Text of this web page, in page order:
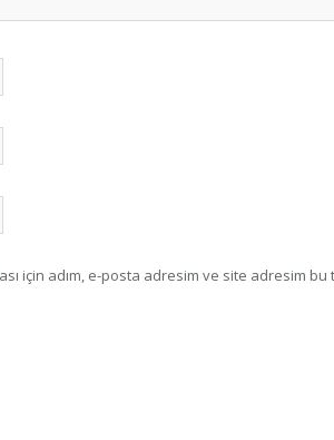
için adım, e-posta adresim ve site adresim bu